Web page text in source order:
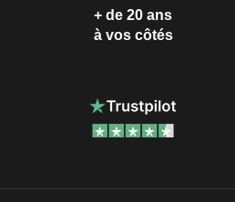
+ de 20 ans
à vos côtés